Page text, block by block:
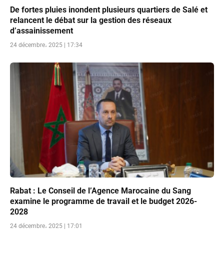
De fortes pluies inondent plusieurs quartiers de Salé et
relancent le débat sur la gestion des réseaux
d’assainissement
24 décembre، 2025 | 17:34
Rabat : Le Conseil de l’Agence Marocaine du Sang
examine le programme de travail et le budget 2026-
2028
24 décembre، 2025 | 17:01